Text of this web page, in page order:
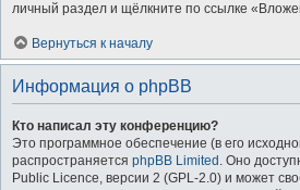
личный раздел и щёлкните по ссылке
Вернуться к началу
Информация о phpBB
Кто написал эту конференцию?
Это программное обеспечение (в его
распространяется phpBB Limited . Оно
Public Licence, версии 2 (GPL-2.0) и может